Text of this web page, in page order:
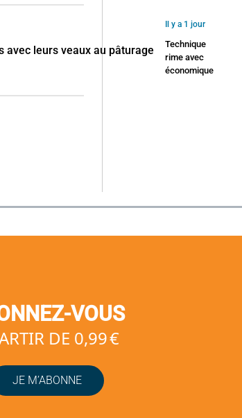
Il y a 1 jour
Technique
rime avec
économique
VOUS
DE 0,99 €
JE M’ABONNE